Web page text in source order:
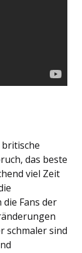
das beste
viel Zeit
Fans der
schmaler sind